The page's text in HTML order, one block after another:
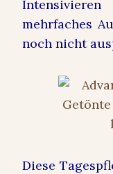
mehrfaches
noch nicht
Diese